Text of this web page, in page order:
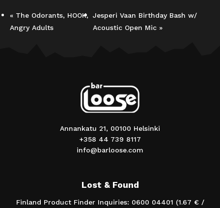
« The Odorants, HOOK,
Angry Adults
Jesperi Vaan Birthday Bash w/
Acoustic Open Mic »
Annankatu 21, 00100 Helsinki
+358 44 739 8117
info@barloose.com
Lost & Found
Finland Product Finder Inquiries: 0600 04401 (1.67 € /